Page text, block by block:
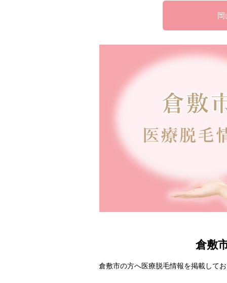
岡
倉敷
倉敷市の方へ医療脱毛情報を掲載して